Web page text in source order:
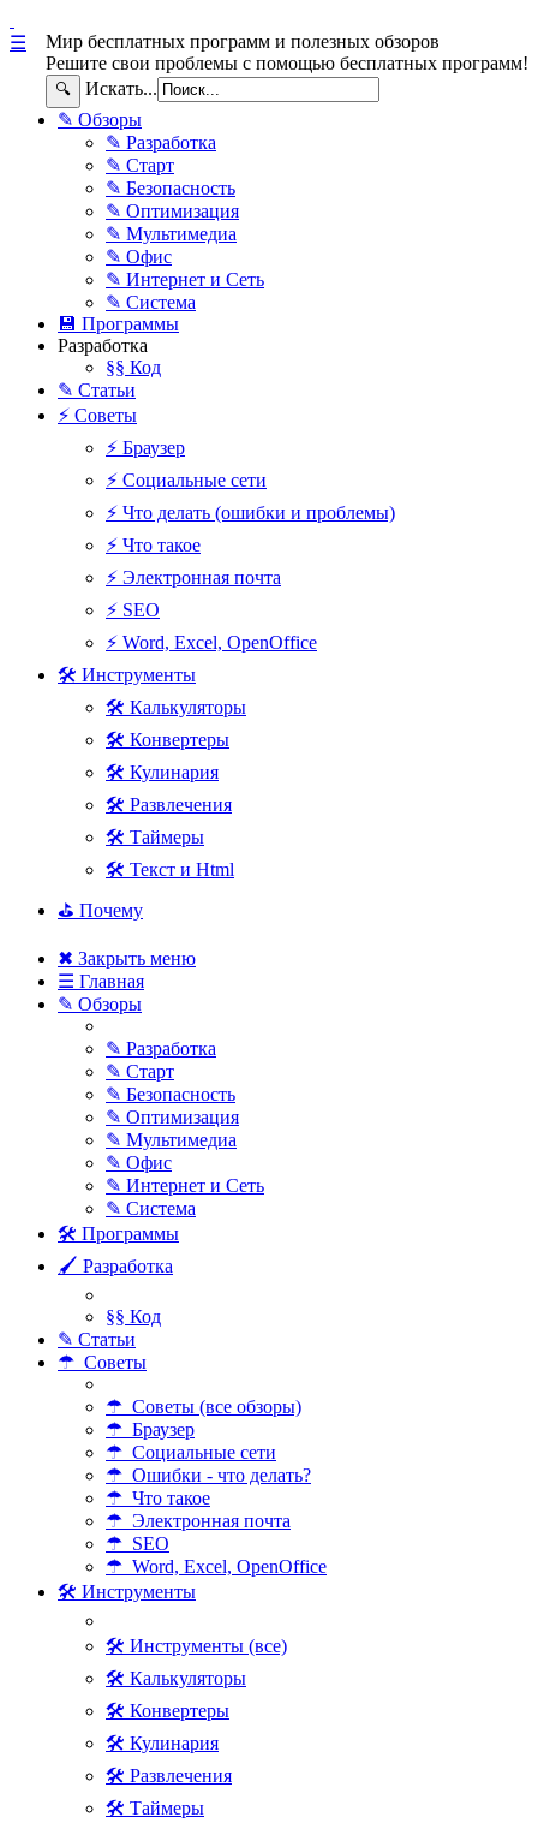
Мир бесплатных программ и полезных обзоров
Решите свои проблемы с помощью бесплатных программ!
🔍 Искать...
☰
✎ Обзоры
✎ Разработка
✎ Старт
✎ Безопасность
✎ Оптимизация
✎ Мультимедиа
✎ Офис
✎ Интернет и Сеть
✎ Система
💾 Программы
Разработка
§§ Код
✎ Статьи
⚡ Советы
⚡ Браузер
⚡ Социальные сети
⚡ Что делать (ошибки и проблемы)
⚡ Что такое
⚡ Электронная почта
⚡ SEO
⚡ Word, Excel, OpenOffice
🛠 Инструменты
🛠 Калькуляторы
🛠 Конвертеры
🛠 Кулинария
🛠 Развлечения
🛠 Таймеры
🛠 Текст и Html
⛳ Почему
✖ Закрыть меню
☰ Главная
✎ Обзоры
✎ Разработка
✎ Старт
✎ Безопасность
✎ Оптимизация
✎ Мультимедиа
✎ Офис
✎ Интернет и Сеть
✎ Система
🛠 Программы
🖌 Разработка
§§ Код
✎ Статьи
☂ Советы
☂ Советы (все обзоры)
☂ Браузер
☂ Социальные сети
☂ Ошибки - что делать?
☂ Что такое
☂ Электронная почта
☂ SEO
☂ Word, Excel, OpenOffice
🛠 Инструменты
🛠 Инструменты (все)
🛠 Калькуляторы
🛠 Конвертеры
🛠 Кулинария
🛠 Развлечения
🛠 Таймеры